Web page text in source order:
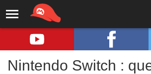
Nintendo Switch :